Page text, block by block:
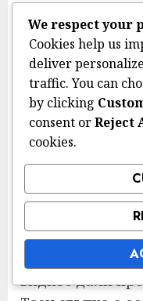
браузъра ви
проблеми,
премахва
пречат на
Навигирайте
браузъра си и
изчистване на
се уверите, че
бисквитките.
След
браузъра или
видите дали
We respect your
Cookies help us
deliver
traffic. You can
by clicking
consent orReject
cookies.